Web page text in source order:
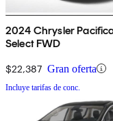
2024 Chrysler
Select FWD
$22,387 Gran oferta
Incluye tarifas de conc.